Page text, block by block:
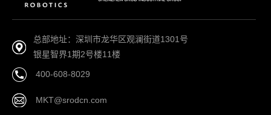
总部地址：深圳市龙华区观澜街道1301号
银星智界1期2号楼11楼
400-608-8029
MKT@srodcn.com